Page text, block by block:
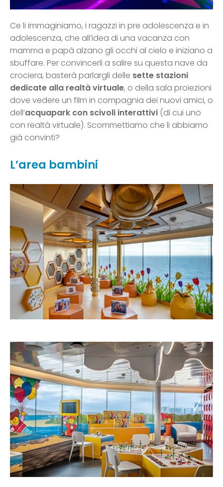
Ce li immaginiamo, i ragazzi in pre adolescenza e in
adolescenza, che all’idea di una vacanza con
mamma e papà alzano gli occhi al cielo e iniziano a
sbuffare. Per convincerli a salire su questa nave da
crociera, basterà parlargli delle sette stazioni
dedicate alla realtà virtuale, o della sala proiezioni
dove vedere un film in compagnia dei nuovi amici, o
dell’acquapark con scivoli interattivi (di cui uno
con realtà virtuale). Scommettiamo che li abbiamo
già convinti?
L’area bambini